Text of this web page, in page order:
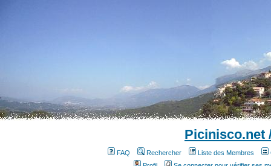
Picinisco.net
FAQ Rechercher Liste des Membres